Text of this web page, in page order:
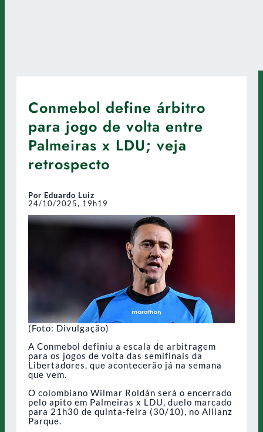
Conmebol define árbitro
para jogo de volta entre
Palmeiras x LDU; veja
retrospecto
Por Eduardo Luiz
24/10/2025, 19h19
(Foto: Divulgação)
A Conmebol definiu a escala de arbitragem
para os jogos de volta das semifinais da
Libertadores, que acontecerão já na semana
que vem.
O colombiano Wilmar Roldán será o encerrado
pelo apito em Palmeiras x LDU, duelo marcado
para 21h30 de quinta-feira (30/10), no Allianz
Parque.